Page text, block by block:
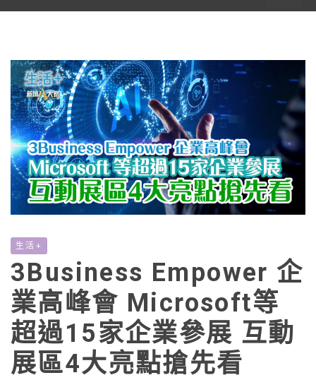
生活+
3Business Empower 企
業高峰會 Microsoft等
超過15家企業參展 互動
展區4大亮點搶先看